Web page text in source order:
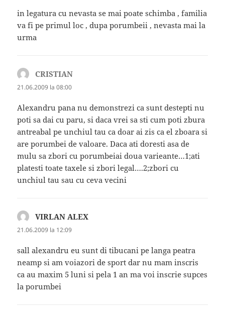
in legatura cu nevasta se mai poate schimba , familia
va fi pe primul loc , dupa porumbeii , nevasta mai la
urma
CRISTIAN
21.06.2009 la 08:00
Alexandru pana nu demonstrezi ca sunt destepti nu
poti sa dai cu paru, si daca vrei sa sti cum poti zbura
antreabal pe unchiul tau ca doar ai zis ca el zboara si
are porumbei de valoare. Daca ati doresti asa de
mulu sa zbori cu porumbeiai doua varieante…1;ati
platesti toate taxele si zbori legal….2;zbori cu
unchiul tau sau cu ceva vecini
VIRLAN ALEX
21.06.2009 la 12:09
sall alexandru eu sunt di tibucani pe langa peatra
neamp si am voiazori de sport dar nu mam inscris
ca au maxim 5 luni si pela 1 an ma voi inscrie supces
la porumbei